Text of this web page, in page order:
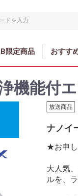
限定商品 おすす
機能付
放送商品
ナノイ
★お申し
大人気
ルを、